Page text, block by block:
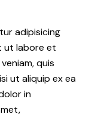
adipisicing
ut labore et
quis
ut aliquip ex ea
in